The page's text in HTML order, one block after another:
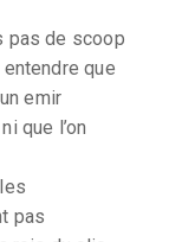
pas de scoop
que
emir
que l’on
pas